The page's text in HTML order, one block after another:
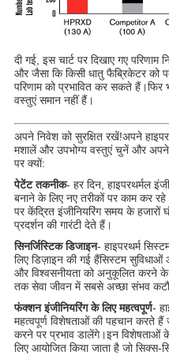
दी गई, इस चार्ट पर दिखाए गए परिणाम
और जैसा कि किसी धातु फैब्रिकेटर को
परिणाम को प्रभावित कर सकते हैं।फिर
वस्तुएं समान नहीं हैं।
अपने निवेश को सुरक्षित रखें!अपने
मशालें और उपभोग्य वस्तुएं चुनें और अपने
पर क्यों:
पेटेंट तकनीक- हर दिन, हाइपरथर्मल
बनाने के लिए नए तरीकों पर काम कर रहे
पर केंद्रित इंजीनियरिंग समय के
प्रदर्शन की गारंटी देते हैं।
सिनर्जिस्टिक डिजाइन- हाइपरथर्म
लिए डिज़ाइन की गई हैंसिस्टम सुविधाओं
और विश्वसनीयता को अनुकूलित करने
तक सेवा जीवन में सबसे अच्छा संभव
फंक्शन इंजीनियरिंग के लिए महत्वपूर्ण-
महत्वपूर्ण विशेषताओं की पहचान करते
करने पर प्रभाव डालेंगे।इन विशेषताओं के
लिए आयोजित किया जाता है जो सिक्स-